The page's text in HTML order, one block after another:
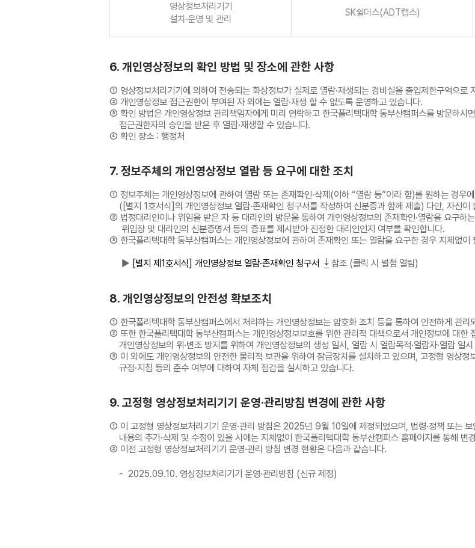
영상정보처리기기
설치·운영 및 관리
SK쉴더스(ADT캡스)
6. 개인영상정보의 확인 방법 및 장소에 관한 사항
① 영상정보처리기기에 의하여 전송되는 화상정보가 실제로 열람·재생되는 경비실을 출입제한구역으로
② 개인영상정보 접근권한이 부여된 자 외에는 열람·재생 할 수 없도록 운영하고 있습니다.
③ 확인 방법은 개인영상정보 관리책임자에게 미리 연락하고 한국폴리텍대학 동부산캠퍼스를 방문하시
접근권한자의 승인을 받은 후 열람·재생할 수 있습니다.
④ 확인 장소 : 행정처
7. 정보주체의 개인영상정보 열람 등 요구에 대한 조치
① 정보주체는 개인영상정보에 관하여 열람 또는 존재확인·삭제(이하 “열람 등”이라 함)를 원하는 경우
([별지 1호서식]의 개인영상정보 열람·존재확인 청구서를 작성하여 신분증과 함께 제출) 다만, 자신이
② 법정대리인이나 위임을 받은 자 등 대리인의 방문을 통하여 개인영상정보의 존재확인·열람을 요구하
위임장 및 대리인의 신분증명서 등의 증표를 제시받아 진정한 대리인인지 여부를 확인합니다.
③ 한국폴리텍대학 동부산캠퍼스는 개인영상정보에 관하여 존재확인 또는 열람을 요구한 경우 지체없이
▶ [별지 제1호서식] 개인영상정보 열람·존재확인 청구서 참조 (클릭 시 별첨 열림)
8. 개인영상정보의 안전성 확보조치
① 한국폴리텍대학 동부산캠퍼스에서 처리하는 개인영상정보는 암호화 조치 등을 통하여 안전하게 관리
② 또한 한국폴리텍대학 동부산캠퍼스는 개인영상정보보호를 위한 관리적 대책으로서 개인정보에 대한
개인영상정보의 위·변조 방지를 위하여 개인영상정보의 생성 일시, 열람 시 열람목적·열람자·열람 일
③ 이 외에도 개인영상정보의 안전한 물리적 보관을 위하여 잠금장치를 설치하고 있으며, 고정형 영상정
규정·지침 등의 준수 여부에 대하여 자체 점검을 실시하고 있습니다.
9. 고정형 영상정보처리기기 운영·관리방침 변경에 관한 사항
① 이 고정형 영상정보처리기기 운영·관리 방침은 2025년 9월 10일에 제정되었으며, 법령·정책 또는
내용의 추가·삭제 및 수정이 있을 시에는 지체없이 한국폴리텍대학 동부산캠퍼스 홈페이지를 통해 변
② 이전 고정형 영상정보처리기기 운영·관리 방침 변경 현황은 다음과 같습니다.
2025.09.10. 영상정보처리기기 운영·관리방침 (신규 제정)